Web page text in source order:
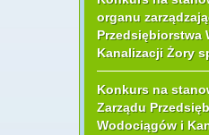
organu
Przedsiębiorstwa
Kanalizacji Żory
Konkurs na
Zarządu
Wodociągów i